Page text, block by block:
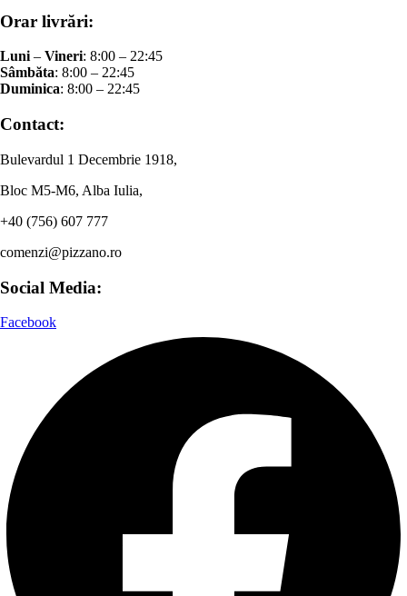
Orar livrări:
Luni– Vineri: 8:00 – 22:45
Sâmbăta: 8:00 – 22:45
Duminica: 8:00 – 22:45
Contact:
Bulevardul 1 Decembrie 1918,
Bloc M5-M6, Alba Iulia,
+40 (756) 607 777
comenzi@pizzano.ro
Social Media:
Facebook